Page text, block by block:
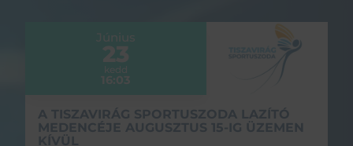
Június
23
kedd
16:03
A TISZAVIRÁG SPORTUSZODA LAZÍTÓ
MEDENCÉJE AUGUSZTUS 15-IG ÜZEMEN
KÍVÜL